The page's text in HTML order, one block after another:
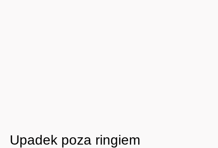
Upadek poza ringiem